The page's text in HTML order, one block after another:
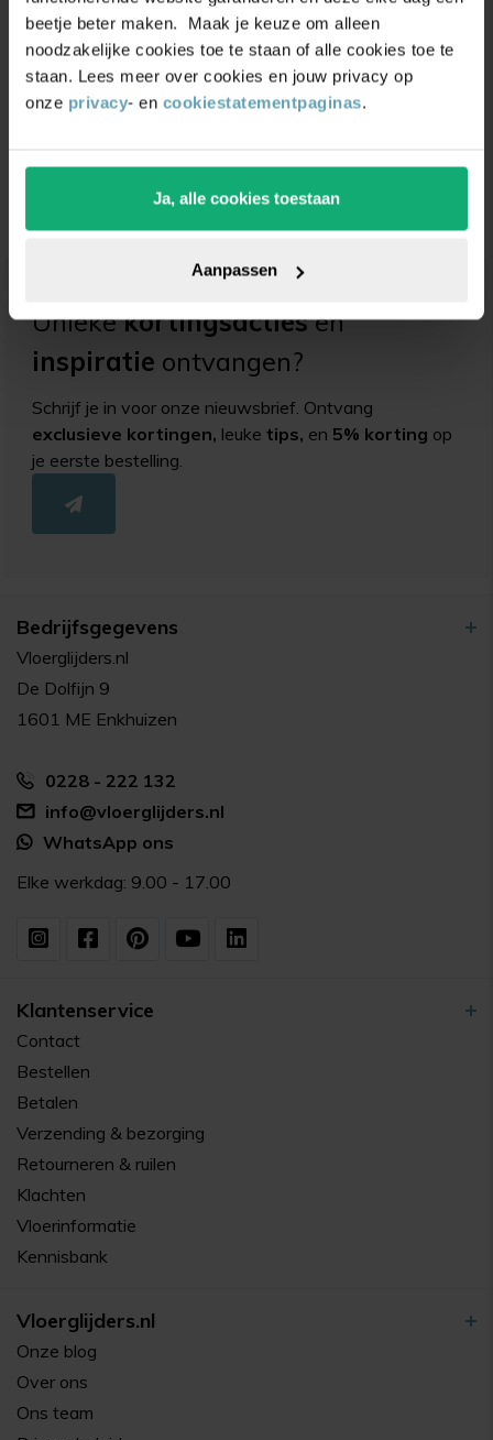
beetje beter maken. Maak je keuze om alleen
noodzakelijke cookies toe te staan of alle cookies toe te
staan. Lees meer over cookies en jouw privacy op
onze privacy- en cookiestatementpaginas.
Ja, alle cookies toestaan
Aanpassen
Navulbare
polymeerschijf ovaal
(0)
2,10
Uniekekortingsactiesen
inspiratie ontvangen?
Schrijf je in voor onze nieuwsbrief. Ontvang
exclusieve kortingen, leuketips, en 5% korting op
je eerste bestelling.
Bedrijfsgegevens
Vloerglijders.nl
De Dolfijn 9
1601 ME Enkhuizen
0228 - 222 132
info@vloerglijders.nl
WhatsApp ons
Elke werkdag: 9.00 - 17.00
Klantenservice
Contact
Bestellen
Betalen
Verzending & bezorging
Retourneren & ruilen
Klachten
Vloerinformatie
Kennisbank
Vloerglijders.nl
Onze blog
Over ons
Ons team